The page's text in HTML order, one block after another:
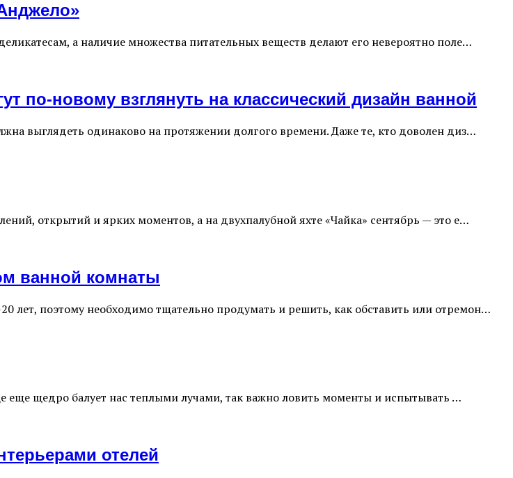
а наличие множества питательных веществ делают его невероятно поле…
по-новому взглянуть на классический дизайн ванной
выглядеть одинаково на протяжении долгого времени. Даже те, кто доволен диз…
открытий и ярких моментов, а на двухпалубной яхте «Чайка» сентябрь — это е…
ванной комнаты
лет, поэтому необходимо тщательно продумать и решить, как обставить или отремон…
еще щедро балует нас теплыми лучами, так важно ловить моменты и испытывать …
отелей